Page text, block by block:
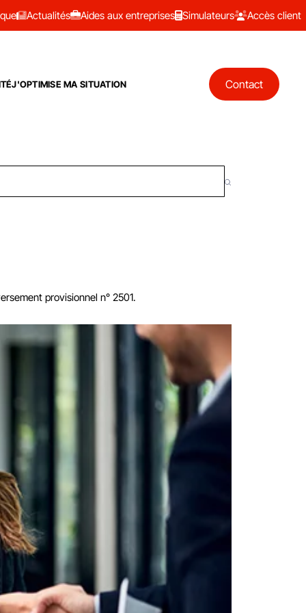
Actualités Aides aux entreprises Simulateurs Accès client
J'OPTIMISE MA SITUATION Contact
provisionnel n° 2501.